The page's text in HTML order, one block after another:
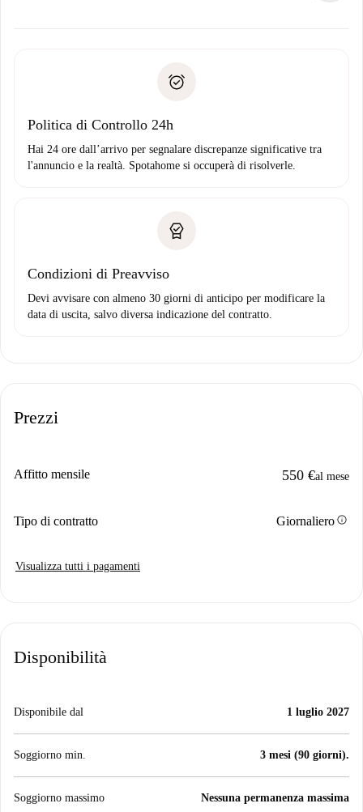
Domiciliazione del pagamento
solo se non segnali problemi.
Politica di Controllo 24h
Hai 24 ore dall’arrivo per segnalare discrepanze significative tra
l'annuncio e la realtà. Spotahome si occuperà di risolverle.
Condizioni di Preavviso
Devi avvisare con almeno 30 giorni di anticipo per modificare la
data di uscita, salvo diversa indicazione del contratto.
Prezzi
Affitto mensile 550 €al mese
Tipo di contratto Giornalieroinfo
Visualizza tutti i pagamenti
Disponibilità
Disponibile dal 1 luglio 2027
Soggiorno min. 3 mesi (90 giorni).
Soggiorno massimo Nessuna permanenza massima